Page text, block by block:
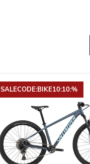
SALECODE:BIKE10:10:%